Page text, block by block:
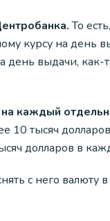
То
курсу на день
выдачи, как-
на каждый
10 тысяч
долларов в
с него валюту